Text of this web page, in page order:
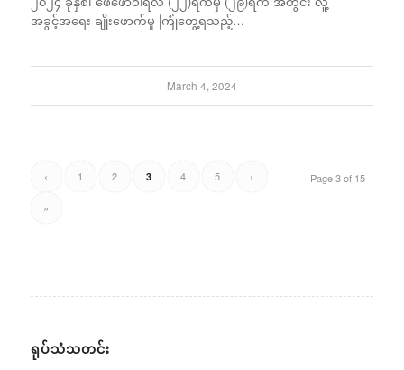
အခွင့်အရေး ချိုးဖောက်မှု ကြုံတွေ့ရသည့်…
March 4, 2024
Page 3 of 15
‹ 1 2 3 4 5 ›
»
ရုပ်သံသတင်း